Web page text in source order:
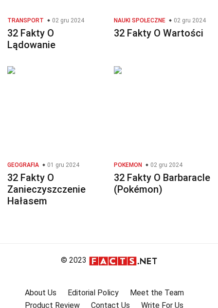
TRANSPORT 02 gru 2024
32 Fakty O
Lądowanie
NAUKI SPOŁECZNE 02 gru 2024
32 Fakty O Wartości
GEOGRAFIA 01 gru 2024
32 Fakty O
Zanieczyszczenie
Hałasem
POKEMON 02 gru 2024
32 Fakty O Barbaracle
(Pokémon)
© 2023
About Us Editorial Policy
Meet the Team
Product Review
Contact Us
Write For Us